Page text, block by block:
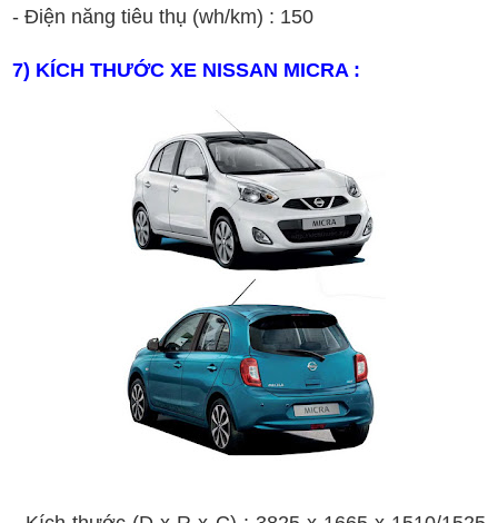
-Điện năng tiêu thụ (wh/km) : 150
7) KÍCH THƯỚC XE NISSAN MICRA :